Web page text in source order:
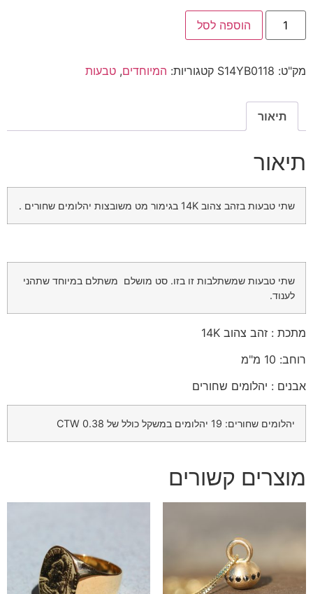
הוספה לסל
מק"ט: S14YB0118 קטגוריות: המיוחדים, טבעות
תיאור
תיאור
שתי טבעות בזהב צהוב 14K בגימור מט משובצות יהלומים שחורים .
שתי טבעות שמשתלבות זו בזו. סט מושלם משתלם במיוחד שתהני
לענוד.
מתכת : זהב צהוב 14K
רוחב: 10 מ"מ
אבנים : יהלומים שחורים
יהלומים שחורים: 19 יהלומים במשקל כולל של 0.38 CTW
מוצרים קשורים